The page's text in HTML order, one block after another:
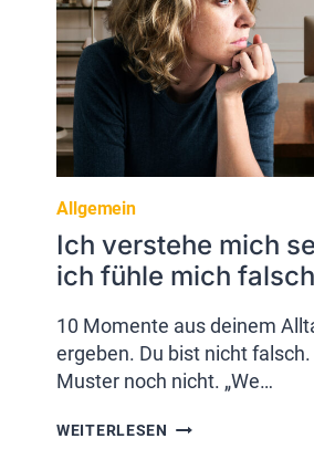
Allgemein
Ich verstehe mich
ich fühle mich falsch
10 Momente aus deinem
ergeben. Du bist nicht
Muster noch nicht. „We…
WEITERLESEN ICH